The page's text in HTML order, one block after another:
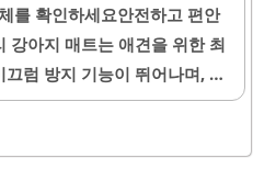
이와 모래 놀이에도 적합하며,
이 가능합니다. 매트의 표면
편안하게 놀 수 있도록 돕습
추가적인 편안함을 제공하
를 확인하세요안전하고 편안
강아지 매트는 애견을 위한 최
럼 방지 기능이 뛰어나며, 강
었습니다. 180x70cm의 넉넉
고 폭신하여 강아지가 편안하